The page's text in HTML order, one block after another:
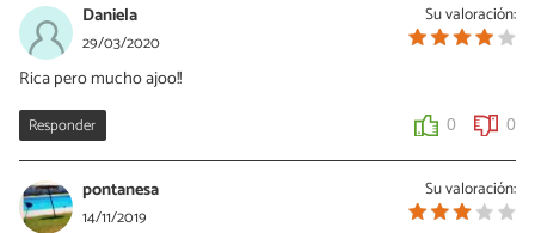
Su valoración:
Daniela
29/03/2020
Rica pero mucho ajoo!!
Responder 0 0
Su valoración:
pontanesa
14/11/2019